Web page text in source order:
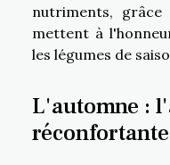
nutriments, grâce
mettent à
les légumes de
L'automne :